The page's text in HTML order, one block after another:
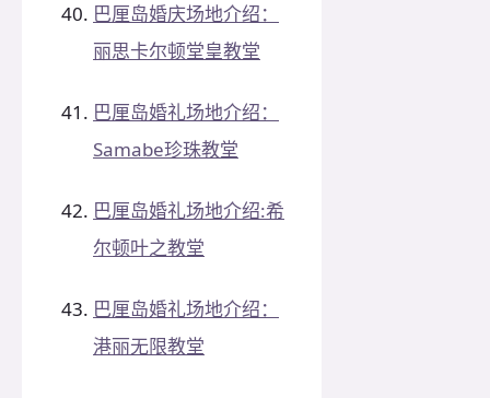
巴厘岛婚庆场地介绍：
丽思卡尔顿堂皇教堂
巴厘岛婚礼场地介绍：
Samabe珍珠教堂
巴厘岛婚礼场地介绍:希
尔顿叶之教堂
巴厘岛婚礼场地介绍：
港丽无限教堂